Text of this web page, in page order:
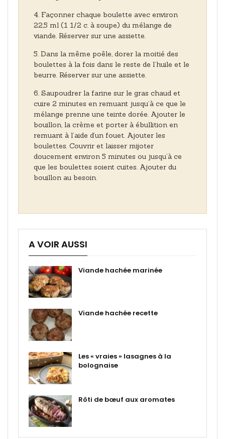
Façonner chaque boulette avec environ
22,5 ml (1 1/2 c. à soupe) du mélange de
viande. Réserver sur une assiette.
Dans la même poêle, dorer la moitié des
boulettes à la fois dans le reste de l’huile et le
beurre. Réserver sur une assiette.
Saupoudrer la farine sur le gras chaud et
cuire 2 minutes en remuant jusqu’à ce que le
mélange prenne une teinte dorée. Ajouter le
bouillon, la crème et porter à ébullition en
remuant à l’aide d’un fouet. Ajouter les
boulettes. Couvrir et laisser mijoter
doucement environ 5 minutes ou jusqu’à ce
que les boulettes soient cuites. Ajouter du
bouillon au besoin.
A VOIR AUSSI
Viande hachée marinée
Viande hachée recette
Les « vraies » lasagnes à la
bolognaise
Rôti de bœuf aux aromates